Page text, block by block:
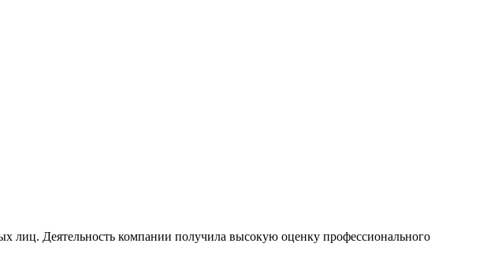
лиц. Деятельность компании получила высокую оценку профессионального